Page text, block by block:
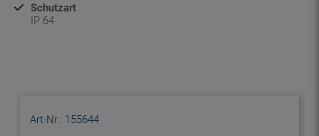
Schutzart
IP 64
Art-Nr.: 155644